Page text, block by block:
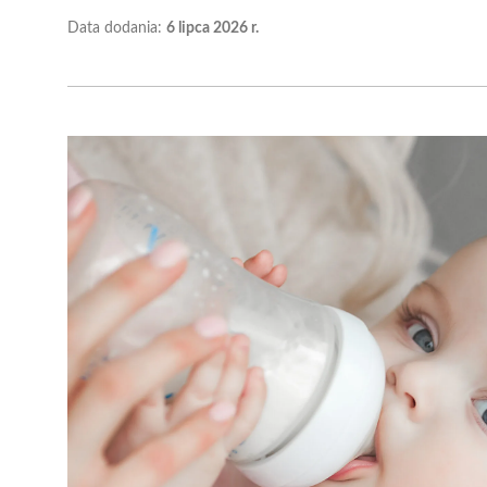
Data dodania: 6 lipca 2026 r.